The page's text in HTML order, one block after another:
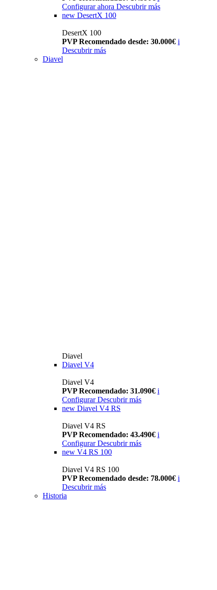
Configurar ahora Descubrir más
new DesertX 100
DesertX 100
PVP Recomendado desde: 30.000€ i
Descubrir más
Diavel
Diavel
Diavel V4
Diavel V4
PVP Recomendado: 31.090€ i
Configurar Descubrir más
new Diavel V4 RS
Diavel V4 RS
PVP Recomendado: 43.490€ i
Configurar Descubrir más
new V4 RS 100
Diavel V4 RS 100
PVP Recomendado desde: 78.000€ i
Descubrir más
Historia